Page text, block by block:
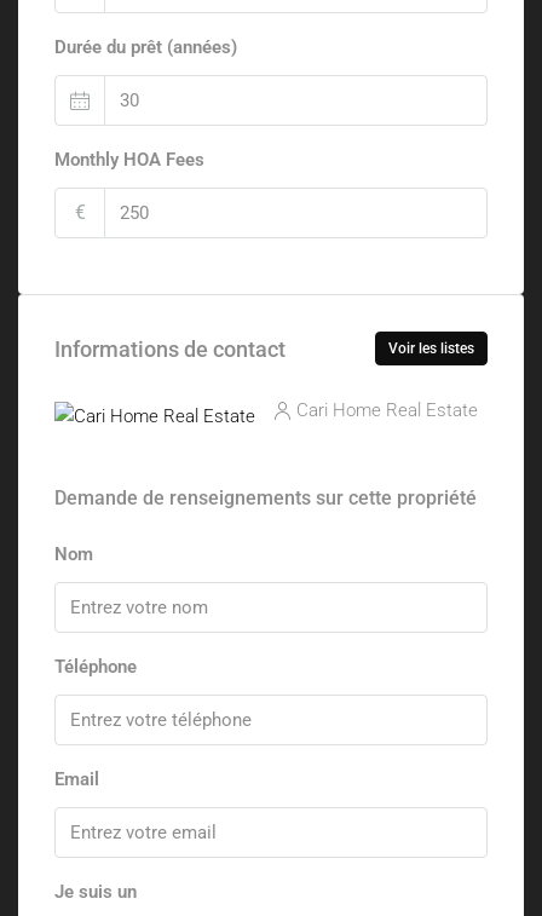
Durée du prêt (années)
Monthly HOA Fees
€
Informations de contact Voir les listes
Cari Home Real Estate
Demande de renseignements sur cette propriété
Nom
Téléphone
Email
Je suis un